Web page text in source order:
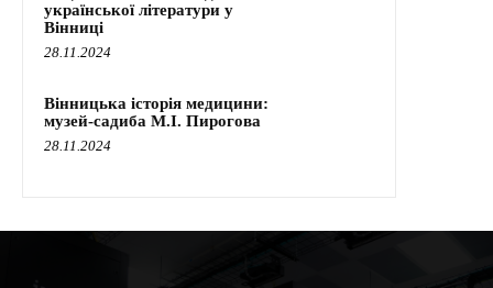
української літератури у
Вінниці
28.11.2024
Вінницька історія медицини:
музей-садиба М.І. Пирогова
28.11.2024